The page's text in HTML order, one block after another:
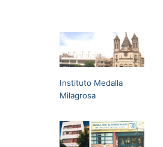
Instituto Medalla
Milagrosa